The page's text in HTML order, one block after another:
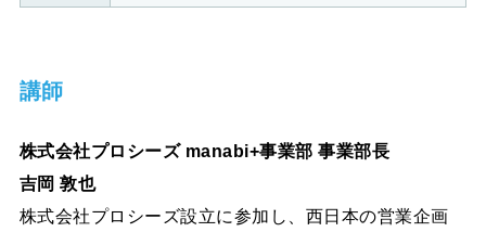
講師
株式会社プロシーズ manabi+事業部 事業部長
吉岡 敦也
株式会社プロシーズ設立に参加し、西日本の営業企画